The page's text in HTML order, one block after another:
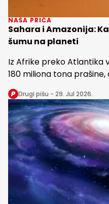
NAŠA PRIČA
Sahara i Amazonija:
šumu na planeti
Iz Afrike preko Atlantika
180 miliona tona
snabdeva fosforom
Zemlji
Drugi pišu - 29. Jul 2026.